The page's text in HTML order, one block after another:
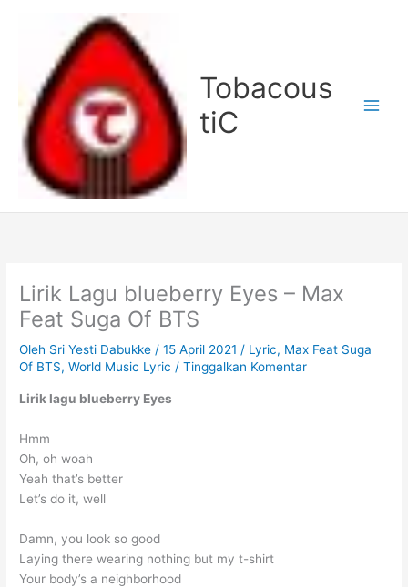
Tobacous
tiC
Lirik Lagu blueberry Eyes – Max
Feat Suga Of BTS
Oleh Sri Yesti Dabukke /15 April 2021 / Lyric, Max Feat Suga
Of BTS,World Music Lyric /Tinggalkan Komentar
Lirik lagu blueberry Eyes
Hmm
Oh, oh woah
Yeah that’s better
Let’s do it, well
Damn, you look so good
Laying there wearing nothing but my t-shirt
Your body’s a neighborhood